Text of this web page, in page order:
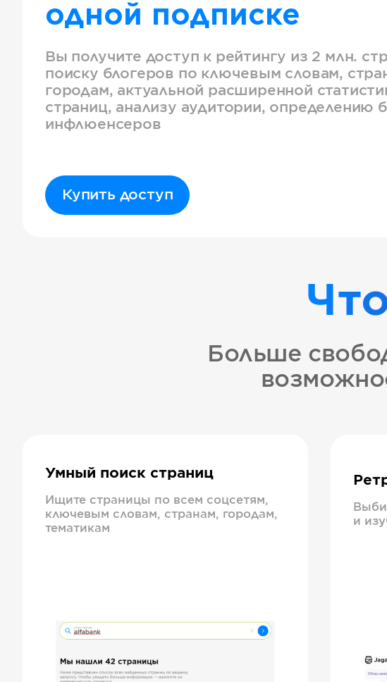
одной подписке
Вы получите доступ к рейтингу из 2 млн.
поиску блогеров по ключевым словам,
городам, актуальной расширенной
страниц, анализу аудитории, определению
инфлюенсеров
Купить доступ
Больше
Умный поиск страниц
Ищите страницы по всем соцсетям,
ключевым словам, странам, городам,
тематикам
и